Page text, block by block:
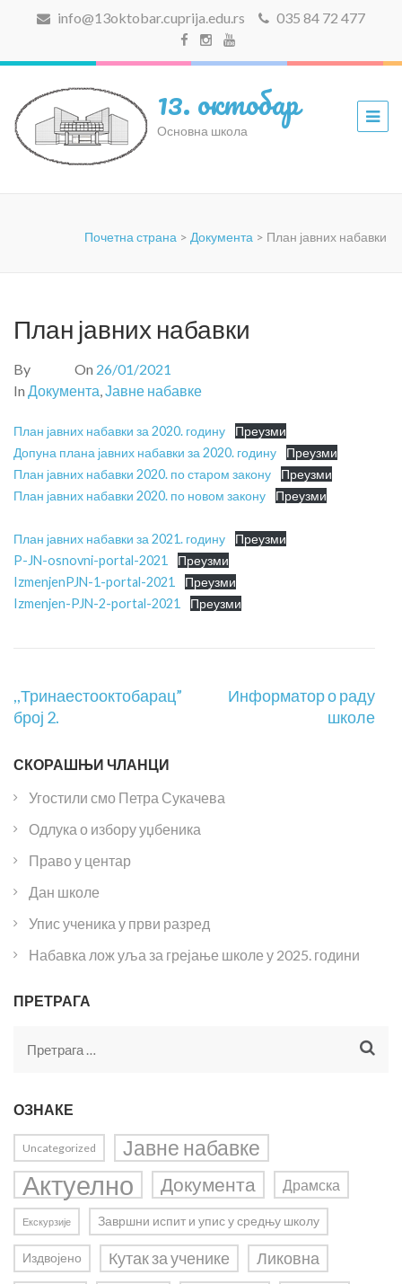
info@13oktobar.cuprija.edu.rs 035 84 72 477
13. октобар
Основна школа
Почетна страна > Документа > План јавних набавки
План јавних набавки
By On 26/01/2021
In Документа,Јавне набавке
План јавних набавки за 2020. годину
Преузми
Допуна плана јавних набавки за 2020. годину
Преузми
План јавних набавки 2020. по старом закону
Преузми
План јавних набавки 2020. по новом закону
Преузми
План јавних набавки за 2021. годину
Преузми
P-JN-osnovni-portal-2021
Преузми
IzmenjenPJN-1-portal-2021
Преузми
Izmenjen-PJN-2-portal-2021
Преузми
Кретање
чланка
,,Тринаестооктобарац”
број 2.
Информатор о раду
школе
СКОРАШЊИ ЧЛАНЦИ
Угостили смо Петра Сукачева
Одлука о избору уџбеника
Право у центар
Дан школе
Упис ученика у први разред
Набавка лож уља за грејање школе у 2025. години
ПРЕТРАГА
Претрага
ОЗНАКЕ
Uncategorized Јавне набавке
Актуелно Документа Драмска
Екскурзије Завршни испит и упис у средњу школу
Издвојено Кутак за ученике Ликовна